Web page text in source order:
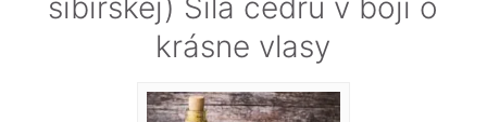
sibírskej) Sila cédru v boji o
krásne vlasy